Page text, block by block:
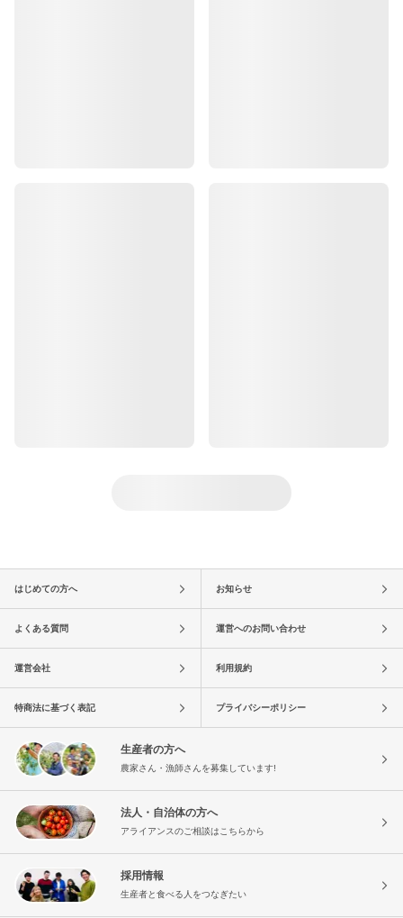
はじめての方へ お知らせ
よくある質問 運営へのお問い合わせ
運営会社 利用規約
特商法に基づく表記 プライバシーポリシー
生産者の方へ
農家さん・漁師さんを募集しています!
法人・自治体の方へ
アライアンスのご相談はこちらから
採用情報
生産者と食べる人をつなぎたい